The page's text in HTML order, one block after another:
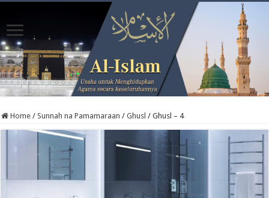
Home / Sunnah na Pamamaraan / Ghusl / Ghusl – 4